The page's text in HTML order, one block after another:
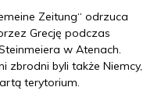
Zeitung“ odrzuca
Grecję podczas
w Atenach.
zbrodni byli także Niemcy,
terytorium.